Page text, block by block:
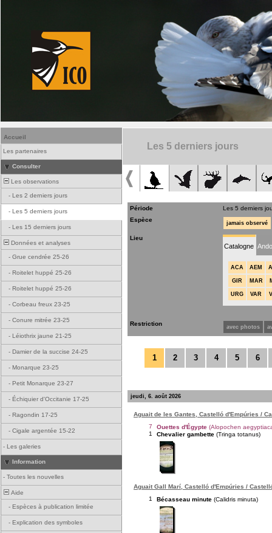
Accueil
Les partenaires
Consulter
Les observations
- Les 2 derniers jours
- Les 5 derniers jours
- Les 15 derniers jours
Données et analyses
- Grue cendrée 25-26
- Roitelet huppé 25-26
- Roitelet huppé 25-26
- Corbeau freux 23-25
- Conure mitrée 23-25
- Léiothrix jaune 21-25
- Damier de la succise 24-25
- Monarque 23-25
- Petit Monarque 23-27
- Échiquier d'Occitanie 17-25
- Ragondin 17-25
- Cigale argentée 15-22
- Les galeries
Information
- Toutes les nouvelles
Aide
- Espèces à publication limitée
- Explication des symboles
Les 5 derniers jours
Période
Les 5 derniers
Espèce
jamais observé
Lieu
Catalogne
ACA AEM
GIR MAR
URG VAR
Restriction avec photos
1 2 3 4 5 6
jeudi, 6. août 2026
Aguait de les Gantes, Castelló d'Empúries /
7
Ouettes d'Égypte (Alopochen
1
Chevalier gambette (Tringa totanus)
Aguait Gall Marí, Castelló d'Empúries /
1
Bécasseau minute (Calidris minuta)